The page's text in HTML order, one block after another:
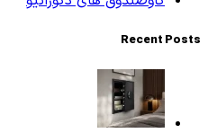
Recent Posts